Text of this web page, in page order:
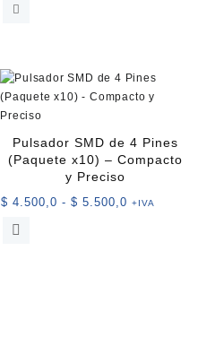
Pulsador SMD de 4 Pines
(Paquete x10) – Compacto
y Preciso
$ 4.500,0 - $ 5.500,0 Rango
+IVA
Este